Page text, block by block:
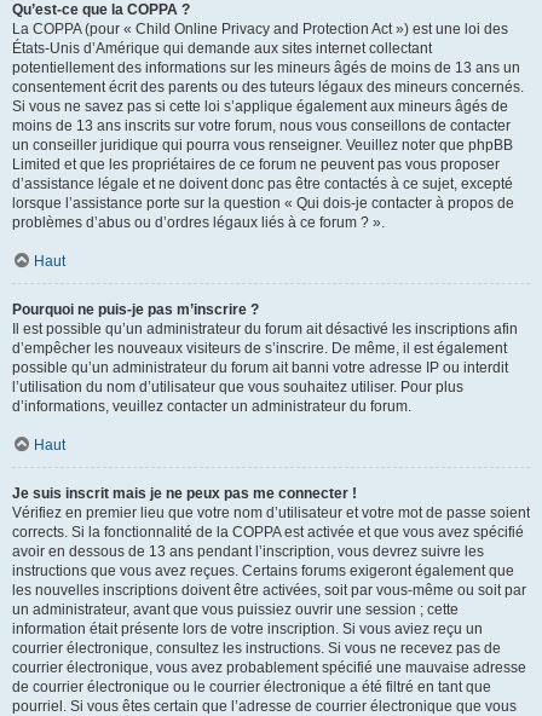
Qu’est-ce que la COPPA ?
La COPPA (pour « Child Online Privacy and Protection Act ») est une loi des
États-Unis d’Amérique qui demande aux sites internet collectant
potentiellement des informations sur les mineurs âgés de moins de 13 ans un
consentement écrit des parents ou des tuteurs légaux des mineurs concernés.
Si vous ne savez pas si cette loi s’applique également aux mineurs âgés de
moins de 13 ans inscrits sur votre forum, nous vous conseillons de contacter
un conseiller juridique qui pourra vous renseigner. Veuillez noter que phpBB
Limited et que les propriétaires de ce forum ne peuvent pas vous proposer
d’assistance légale et ne doivent donc pas être contactés à ce sujet, excepté
lorsque l’assistance porte sur la question « Qui dois-je contacter à propos de
problèmes d’abus ou d’ordres légaux liés à ce forum ? ».
Haut
Pourquoi ne puis-je pas m’inscrire ?
Il est possible qu’un administrateur du forum ait désactivé les inscriptions afin
d’empêcher les nouveaux visiteurs de s’inscrire. De même, il est également
possible qu’un administrateur du forum ait banni votre adresse IP ou interdit
l’utilisation du nom d’utilisateur que vous souhaitez utiliser. Pour plus
d’informations, veuillez contacter un administrateur du forum.
Haut
Je suis inscrit mais je ne peux pas me connecter !
Vérifiez en premier lieu que votre nom d’utilisateur et votre mot de passe soient
corrects. Si la fonctionnalité de la COPPA est activée et que vous avez spécifié
avoir en dessous de 13 ans pendant l’inscription, vous devrez suivre les
instructions que vous avez reçues. Certains forums exigeront également que
les nouvelles inscriptions doivent être activées, soit par vous-même ou soit par
un administrateur, avant que vous puissiez ouvrir une session ; cette
information était présente lors de votre inscription. Si vous aviez reçu un
courrier électronique, consultez les instructions. Si vous ne recevez pas de
courrier électronique, vous avez probablement spécifié une mauvaise adresse
de courrier électronique ou le courrier électronique a été filtré en tant que
pourriel. Si vous êtes certain que l’adresse de courrier électronique que vous